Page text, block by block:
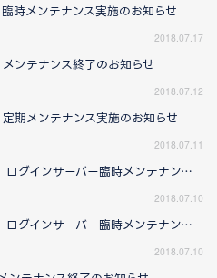
時メンテナンス実施のお知らせ
2018.07.17
ンテナンス終了のお知らせ
2018.07.12
期メンテナンス実施のお知らせ
2018.07.11
7月10日（火） ログインサーバー臨時メンテナンス終了のお知らせ
2018.07.10
7月10日（火） ログインサーバー臨時メンテナンス実施のお知らせ
2018.07.10